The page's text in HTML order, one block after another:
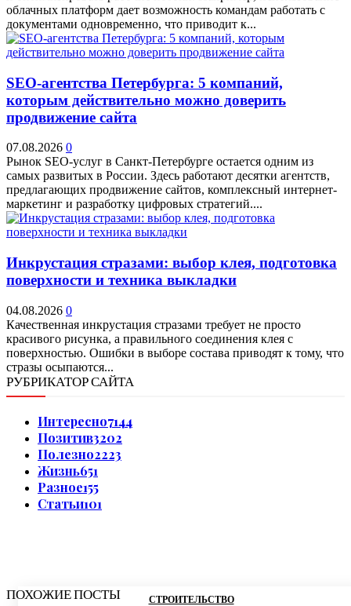
облачных платформ дает возможность командам работать с
документами одновременно, что приводит к...
SEO-агентства Петербурга: 5 компаний,
которым действительно можно доверить
продвижение сайта
07.08.2026 0
Рынок SEO-услуг в Санкт-Петербурге остается одним из
самых развитых в России. Здесь работают десятки агентств,
предлагающих продвижение сайтов, комплексный интернет-
маркетинг и разработку цифровых стратегий....
Инкрустация стразами: выбор клея, подготовка
поверхности и техника выкладки
04.08.2026 0
Качественная инкрустация стразами требует не просто
красивого рисунка, а правильного соединения клея с
поверхностью. Ошибки в выборе состава приводят к тому, что
стразы осыпаются...
РУБРИКАТОР САЙТА
Интересно7144
Позитив3202
Полезно2223
Жизнь651
Разное155
Статьи101
ПОХОЖИЕ ПОСТЫ СТРОИТЕЛЬСТВО